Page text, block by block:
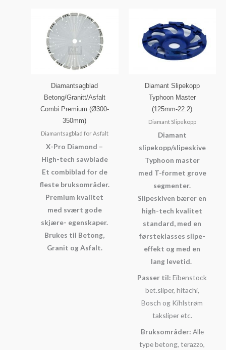
Diamantsagblad
Betong/Granitt/Asfalt
Combi Premium (Ø300-
350mm)
Diamantsagblad for Asfalt
X-Pro Diamond –
High-tech sawblade
Et combiblad for de
fleste bruksområder.
Premium kvalitet
med svært gode
skjære- egenskaper.
Brukes til Betong,
Granit og Asfalt.
Diamant Slipekopp
Typhoon Master
(125mm-22.2)
Diamant Slipekopp
Diamant
slipekopp/slipeskive
Typhoon master
med T-formet grove
segmenter.
Slipeskiven bærer en
high-tech kvalitet
standard, med en
førsteklasses slipe-
effekt og med en
lang levetid.
Passer til: Eibenstock
bet.sliper, hitachi,
Bosch og Kihlstrøm
taksliper etc.
Bruksområder: Alle
type betong, terazzo,